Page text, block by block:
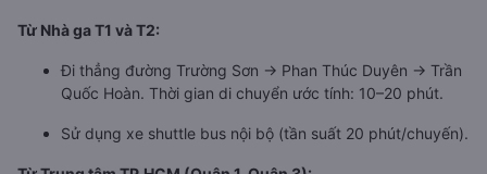
Từ Nhà ga T1 và T2:
Đi thẳng đường Trường Sơn → Phan Thúc Duyên → Trần
Quốc Hoàn. Thời gian di chuyển ước tính: 10–20 phút.
Sử dụng xe shuttle bus nội bộ (tần suất 20 phút/chuyến).